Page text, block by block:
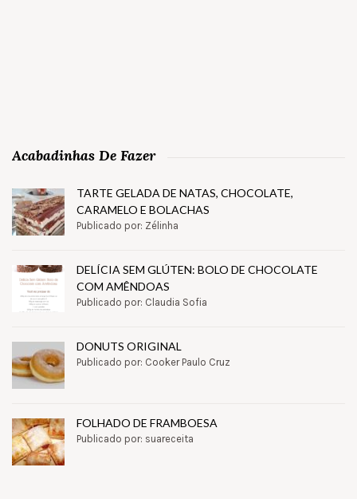
Acabadinhas De Fazer
TARTE GELADA DE NATAS, CHOCOLATE,
CARAMELO E BOLACHAS
Publicado por: Zélinha
DELÍCIA SEM GLÚTEN: BOLO DE CHOCOLATE
COM AMÊNDOAS
Publicado por: Claudia Sofia
DONUTS ORIGINAL
Publicado por: Cooker Paulo Cruz
FOLHADO DE FRAMBOESA
Publicado por: suareceita